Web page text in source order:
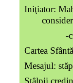
Iniţiator:
-
Cartea
Mesajul:
Stâlpii